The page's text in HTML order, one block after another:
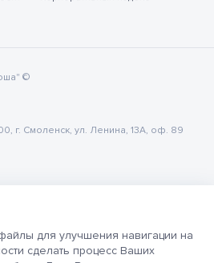
для улучшения навигации на
сделать процесс Ваших
©
г. Смоленск, ул. Ленина, 13А, оф. 89